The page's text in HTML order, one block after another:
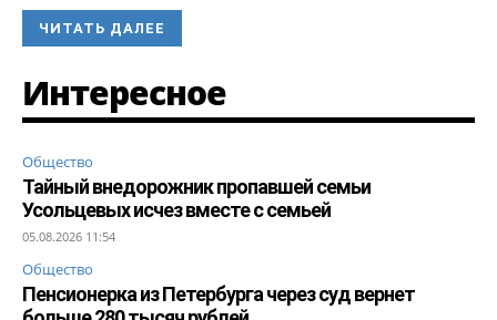
ЧИТАТЬ ДАЛЕЕ
Интересное
Общество
Тайный внедорожник пропавшей семьи
Усольцевых исчез вместе с семьей
05.08.2026 11:54
Общество
Пенсионерка из Петербурга через суд вернет